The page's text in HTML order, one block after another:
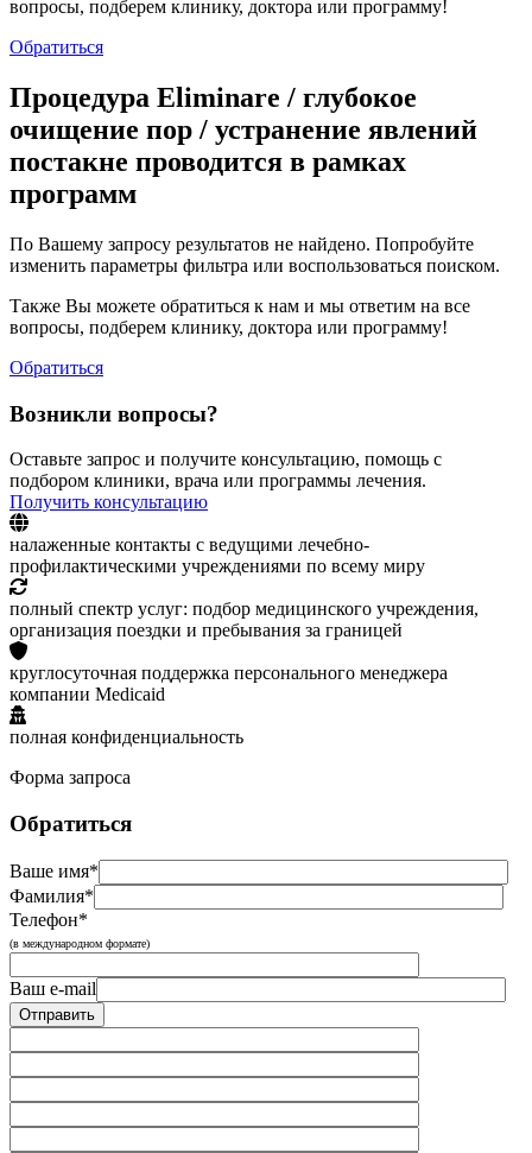
вопросы, подберем клинику, доктора или программу!
Обратиться
Процедура Eliminare / глубокое
очищение пор / устранение явлений
постакне проводится в рамках
программ
По Вашему запросу результатов не найдено. Попробуйте
изменить параметры фильтра или воспользоваться поиском.
Также Вы можете обратиться к нам и мы ответим на все
вопросы, подберем клинику, доктора или программу!
Обратиться
Возникли вопросы?
Оставьте запрос и получите консультацию, помощь с
подбором клиники, врача или программы лечения.
Получить консультацию
налаженные контакты с ведущими лечебно-
профилактическими учреждениями по всему миру
полный спектр услуг: подбор медицинского учреждения,
организация поездки и пребывания за границей
круглосуточная поддержка персонального менеджера
компании Medicaid
полная конфиденциальность
Форма запроса
Обратиться
Ваше имя*
Фамилия*
Телефон*
(в международном формате)
Ваш e-mail